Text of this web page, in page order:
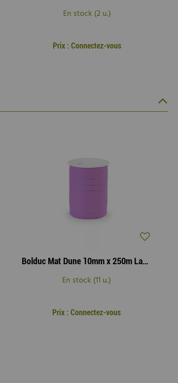
En stock (2 u.)
Prix : Connectez-vous
Bolduc Mat Dune 10mm x 250m Lavande
En stock (11 u.)
Prix : Connectez-vous